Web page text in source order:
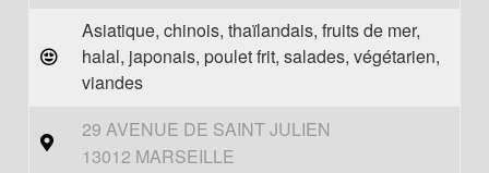
Asiatique, chinois, thaïlandais, fruits de mer,
halal, japonais, poulet frit, salades, végétarien,
viandes
29 AVENUE DE SAINT JULIEN
13012 MARSEILLE